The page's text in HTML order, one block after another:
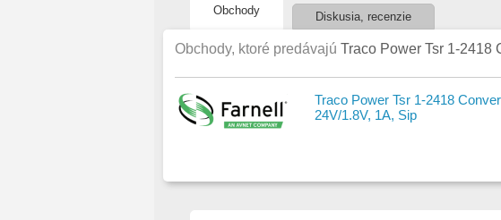
Obchody Diskusia, recenzie
Obchody, ktoré predávajú Traco Power Tsr 1-2418
Traco Power Tsr 1-2418
24V/1.8V, 1A, Sip